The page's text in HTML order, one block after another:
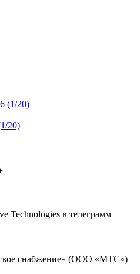
20)
Technologies в телеграмм
снабжение» (ООО «МТС»)